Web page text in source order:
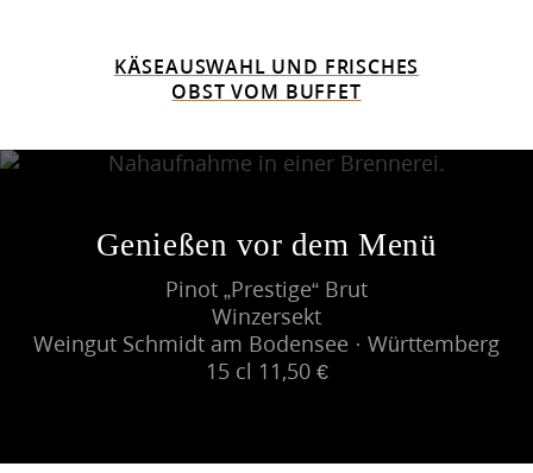
KÄSEAUSWAHL UND FRISCHES
OBST VOM BUFFET
Genießen vor dem Menü
Pinot „Prestige“ Brut
Winzersekt
Weingut Schmidt am Bodensee · Württemberg
15 cl 11,50 €